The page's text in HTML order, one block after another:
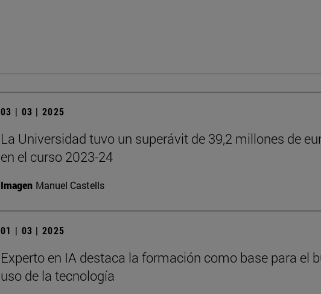
03 | 03 | 2025
La Universidad tuvo un superávit de 39,2 millones de
en el curso 2023-24
Imagen Manuel Castells
01 | 03 | 2025
Experto en IA destaca la formación como base para el
uso de la tecnología